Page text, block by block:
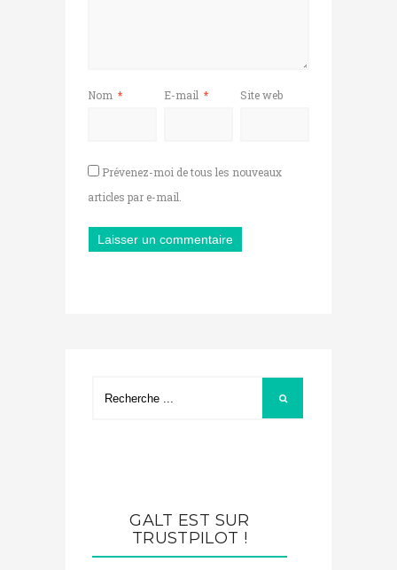
Nom * E-mail * Site web
Prévenez-moi de tous les nouveaux
articles par e-mail.
GALT EST SUR
TRUSTPILOT !